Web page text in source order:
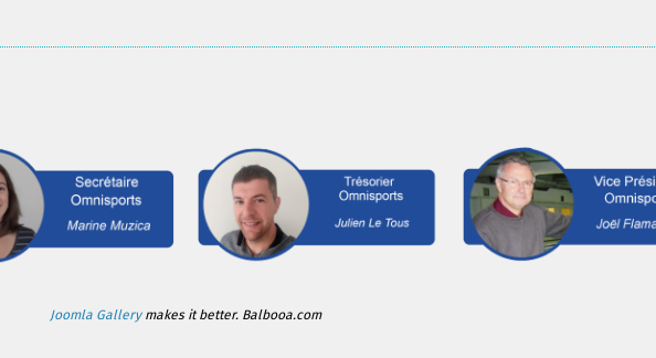
Joomla Gallerymakes it better. Balbooa.com